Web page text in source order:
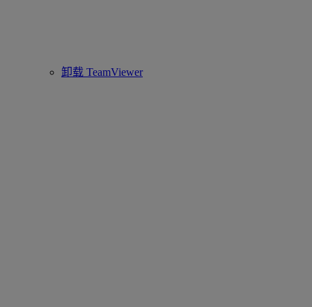
卸载 TeamViewer